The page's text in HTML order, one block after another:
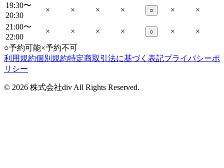
19:30〜
20:30
× × × × ○ ×
×
21:00〜
22:00
× × × × ○ ×
×
○予約可能×予約不可
利用規約個別規約特定商取引法に基づく表記プライバシーポ
リシー
© 2026 株式会社div All Rights Reserved.